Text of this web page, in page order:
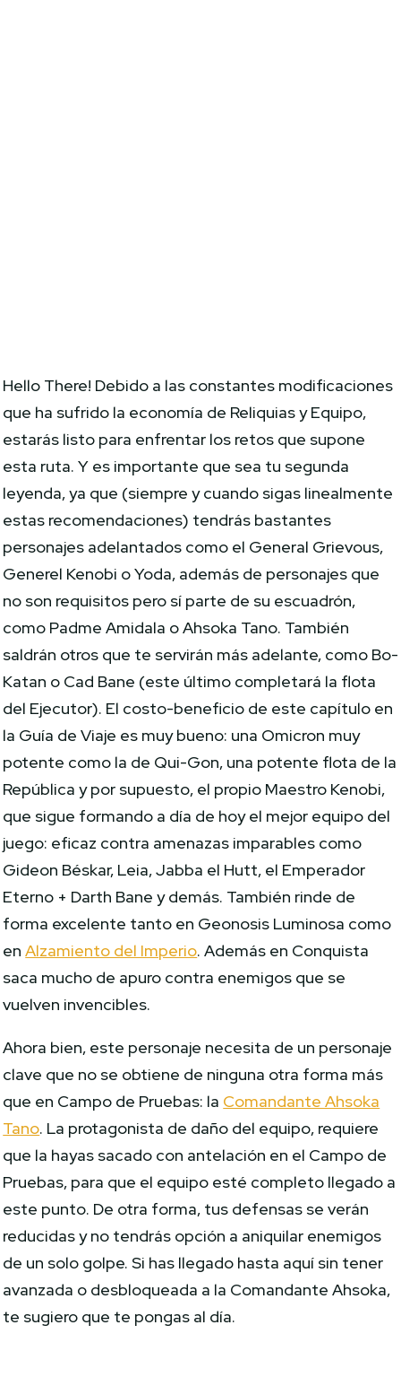
Hello There! Debido a las constantes modificaciones
que ha sufrido la economía de Reliquias y Equipo,
estarás listo para enfrentar los retos que supone
esta ruta. Y es importante que sea tu segunda
leyenda, ya que (siempre y cuando sigas linealmente
estas recomendaciones) tendrás bastantes
personajes adelantados como el General Grievous,
Generel Kenobi o Yoda, además de personajes que
no son requisitos pero sí parte de su escuadrón,
como Padme Amidala o Ahsoka Tano. También
saldrán otros que te servirán más adelante, como Bo-
Katan o Cad Bane (este último completará la flota
del Ejecutor). El costo-beneficio de este capítulo en
la Guía de Viaje es muy bueno: una Omicron muy
potente como la de Qui-Gon, una potente flota de la
República y por supuesto, el propio Maestro Kenobi,
que sigue formando a día de hoy el mejor equipo del
juego: eficaz contra amenazas imparables como
Gideon Béskar, Leia, Jabba el Hutt, el Emperador
Eterno + Darth Bane y demás. También rinde de
forma excelente tanto en Geonosis Luminosa como
enAlzamiento del Imperio. Además en Conquista
saca mucho de apuro contra enemigos que se
vuelven invencibles.
Ahora bien, este personaje necesita de un personaje
clave que no se obtiene de ninguna otra forma más
que en Campo de Pruebas: la Comandante Ahsoka
Tano. La protagonista de daño del equipo, requiere
que la hayas sacado con antelación en el Campo de
Pruebas, para que el equipo esté completo llegado a
este punto. De otra forma, tus defensas se verán
reducidas y no tendrás opción a aniquilar enemigos
de un solo golpe. Si has llegado hasta aquí sin tener
avanzada o desbloqueada a la Comandante Ahsoka,
te sugiero que te pongas al día.